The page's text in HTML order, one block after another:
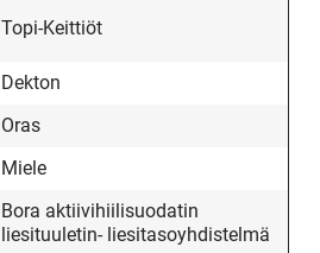
Topi-Keittiöt
Dekton
Oras
Miele
Bora aktiivihiilisuodatin
liesituuletin- liesitasoyhdistelmä